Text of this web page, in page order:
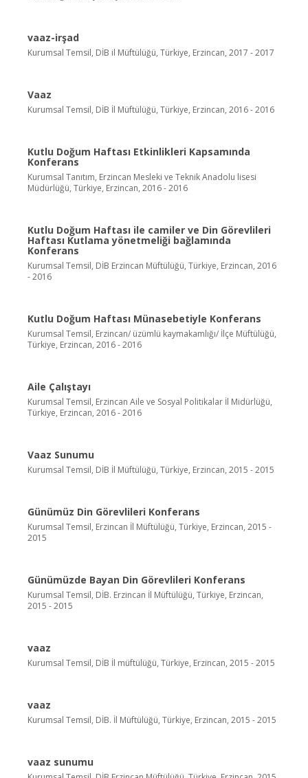
vaaz-irşad
Kurumsal Temsil, DİB il Müftülüğü, Türkiye, Erzincan, 2017 - 2017
Vaaz
Kurumsal Temsil, DİB İl Müftülüğü, Türkiye, Erzincan, 2016 - 2016
Kutlu Doğum Haftası Etkinlikleri Kapsamında
Konferans
Kurumsal Tanıtım, Erzincan Mesleki ve Teknik Anadolu lisesi
Müdürlüğü, Türkiye, Erzincan, 2016 - 2016
Kutlu Doğum Haftası ile camiler ve Din Görevlileri
Haftası Kutlama yönetmeliği bağlamında
Konferans
Kurumsal Temsil, DİB Erzincan Müftülüğü, Türkiye, Erzincan, 2016
- 2016
Kutlu Doğum Haftası Münasebetiyle Konferans
Kurumsal Temsil, Erzincan/ üzümlü kaymakamlığı/ İlçe Müftülüğü,
Türkiye, Erzincan, 2016 - 2016
Aile Çalıştayı
Kurumsal Temsil, Erzincan Aile ve Sosyal Politikalar İl Midürlüğü,
Türkiye, Erzincan, 2016 - 2016
Vaaz Sunumu
Kurumsal Temsil, DİB İl Müftülüğü, Türkiye, Erzincan, 2015 - 2015
Günümüz Din Görevlileri Konferans
Kurumsal Temsil, Erzincan İl Müftülüğü, Türkiye, Erzincan, 2015 -
2015
Günümüzde Bayan Din Görevlileri Konferans
Kurumsal Temsil, DİB. Erzincan İl Müftülüğü, Türkiye, Erzincan,
2015 - 2015
vaaz
Kurumsal Temsil, DİB İl müftülüğü, Türkiye, Erzincan, 2015 - 2015
vaaz
Kurumsal Temsil, DİB. İl Müftülüğü, Türkiye, Erzincan, 2015 - 2015
vaaz sunumu